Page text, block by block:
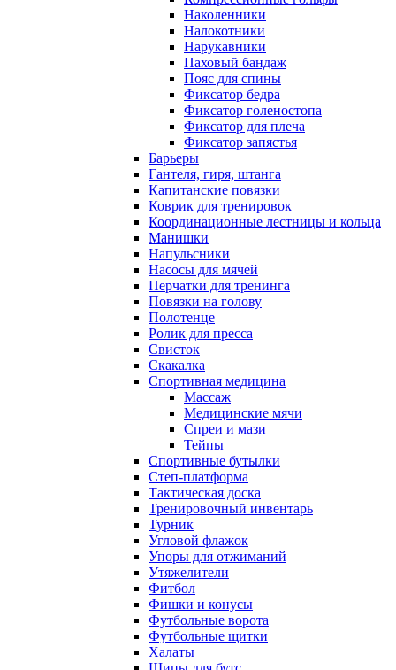
Наколенники
Налокотники
Нарукавники
Паховый бандаж
Пояс для спины
Фиксатор бедра
Фиксатор голеностопа
Фиксатор для плеча
Фиксатор запястья
Барьеры
Гантеля, гиря, штанга
Капитанские повязки
Коврик для тренировок
Координационные лестницы и кольца
Манишки
Напульсники
Насосы для мячей
Перчатки для тренинга
Повязки на голову
Полотенце
Ролик для пресса
Свисток
Скакалка
Спортивная медицина
Массаж
Медицинские мячи
Спреи и мази
Тейпы
Спортивные бутылки
Степ-платформа
Тактическая доска
Тренировочный инвентарь
Турник
Угловой флажок
Упоры для отжиманий
Утяжелители
Фитбол
Фишки и конусы
Футбольные ворота
Футбольные щитки
Халаты